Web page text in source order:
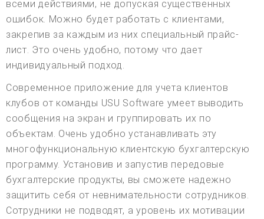
всеми действиями, не допуская существенных
ошибок. Можно будет работать с клиентами,
закрепив за каждым из них специальный прайс-
лист. Это очень удобно, потому что дает
индивидуальный подход.
Современное приложение для учета клиентов
клубов от команды USU Software умеет выводить
сообщения на экран и группировать их по
объектам. Очень удобно устанавливать эту
многофункциональную клиентскую бухгалтерскую
программу. Установив и запустив передовые
бухгалтерские продукты, вы сможете надежно
защитить себя от невнимательности сотрудников.
Сотрудники не подводят, а уровень их мотивации